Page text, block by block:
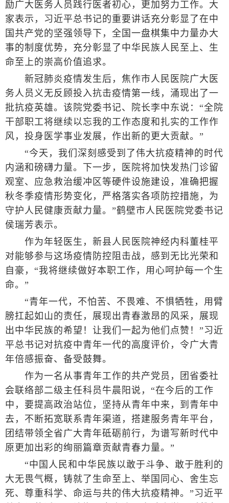
励广大医务人员践行医者初心，更加努力工作。大
家表示，习近平总书记的重要讲话充分彰显了在中
国共产党的坚强领导下，全国一盘棋集中力量办大
事的制度优势，充分彰显了中华民族人民至上、生
命至上的崇高价值追求。
新冠肺炎疫情发生后，焦作市人民医院广大医
务人员义无反顾投入抗击疫情第一线，涌现出了一
批抗疫英雄。该院党委书记、院长李中东说：“全院
干部职工将继续以忘我的工作态度和扎实的工作作
风，投身医学事业发展，作出新的更大贡献。”
“今天，我们深刻感受到了伟大抗疫精神的时代
内涵和磅礴力量。下一步，医院将加快发热门诊留
观室、应急救治缓冲区等硬件设施建设，准确把握
秋冬季疫情形势变化，严格落实各项防控措施，为
守护人民健康贡献力量。”鹤壁市人民医院党委书记
侯瑞芳表示。
作为年轻医生，新县人民医院神经内科董桂平
对能够参与这场疫情防控阻击战，感到无比光荣和
自豪，“我将继续做好本职工作，用心呵护每一个生
命。”
“青年一代，不怕苦、不畏难、不惧牺牲，用臂
膀扛起如山的责任，展现出青春激昂的风采，展现
出中华民族的希望！让我们一起为他们点赞！”习近
平总书记对抗疫中青年一代的高度评价，令广大青
年倍感振奋、备受鼓舞。
作为一名从事青年工作的共产党员，团省委社
会联络部二级主任科员牛晨阳说，“在今后的工作
中，要提高政治站位，坚持从青年中来，到青年中
去，不断拓宽联系青年渠道，搭建服务青年平台，
团结带领全省广大青年砥砺前行，为谱写新时代中
原更加出彩的绚丽篇章贡献青春力量。”
“中国人民和中华民族以敢于斗争、敢于胜利的
大无畏气概，铸就了生命至上、举国同心、舍生忘
死、尊重科学、命运与共的伟大抗疫精神。”习近平